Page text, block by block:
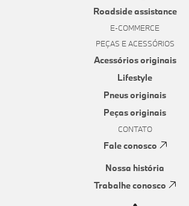
Roadside assistance
E-COMMERCE
PEÇAS E ACESSÓRIOS
Acessórios originais
Lifestyle
Pneus originais
Peças originais
CONTATO
Fale conosco
Nossa história
Trabalhe conosco
Canal de denúncias